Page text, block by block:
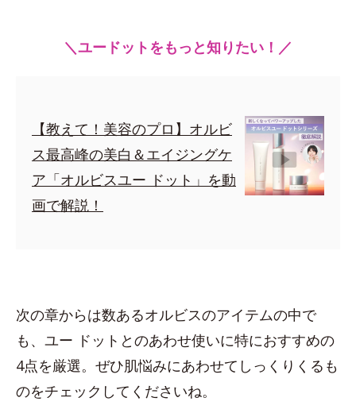
＼ユードットをもっと知りたい！／
【教えて！美容のプロ】オルビ
ス最高峰の美白＆エイジングケ
ア「オルビスユー ドット」を動
画で解説！
次の章からは数あるオルビスのアイテムの中で
も、ユー ドットとのあわせ使いに特におすすめの
4点を厳選。ぜひ肌悩みにあわせてしっくりくるも
のをチェックしてくださいね。